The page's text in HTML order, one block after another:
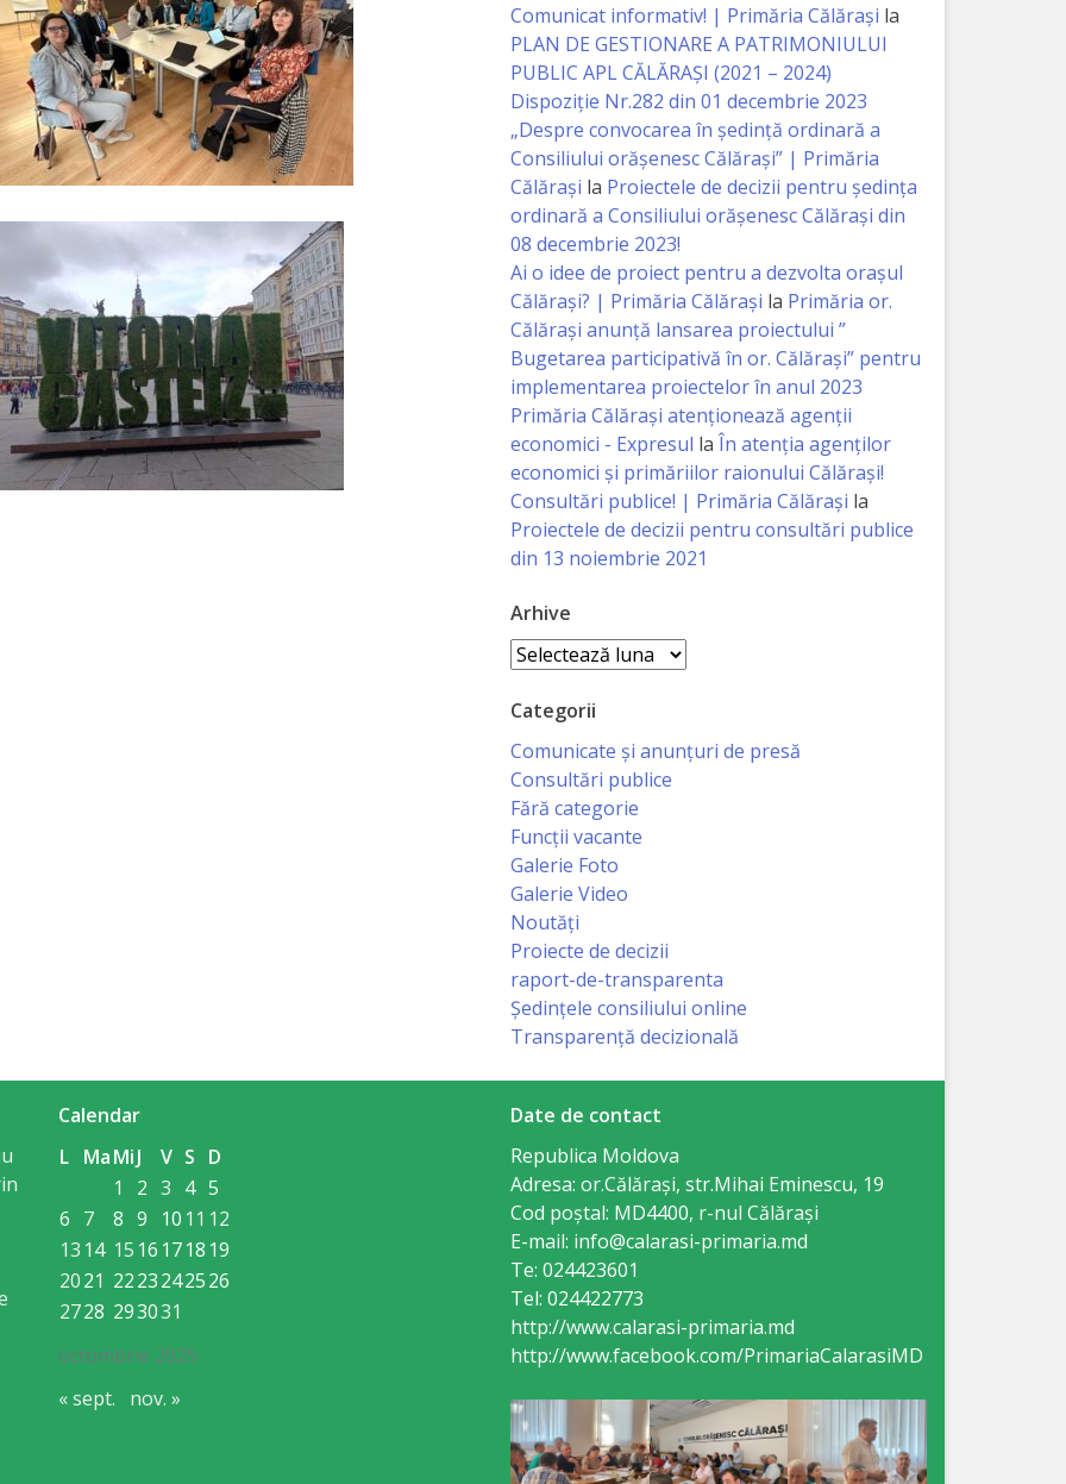
Comunicat informativ! | Primăria Călărași la
PLAN DE GESTIONARE A PATRIMONIULUI
PUBLIC APL CĂLĂRAȘI (2021 – 2024)
Dispoziție Nr.282 din 01 decembrie 2023
„Despre convocarea în ședință ordinară a
Consiliului orășenesc Călărași” | Primăria
Călărași la Proiectele de decizii pentru ședința
ordinară a Consiliului orășenesc Călărași din
08 decembrie 2023!
Ai o idee de proiect pentru a dezvolta orașul
Călărași? | Primăria Călărași la Primăria or.
Călărași anunță lansarea proiectului ”
Bugetarea participativă în or. Călărași” pentru
implementarea proiectelor în anul 2023
Primăria Călăraşi atenţionează agenţii
economici - Expresul la În atenția agenților
economici și primăriilor raionului Călărași!
Consultări publice! | Primăria Călărași la
Proiectele de decizii pentru consultări publice
din 13 noiembrie 2021
Arhive
Arhive
Categorii
Comunicate și anunțuri de presă
Consultări publice
Fără categorie
Funcții vacante
Galerie Foto
Galerie Video
Noutăți
Proiecte de decizii
raport-de-transparenta
Ședințele consiliului online
Transparență decizională
Calendar
octombrie 2025
L MaMiJ V S D
1
2 3 4 5
6 7 8 9 10 11 12
13 14 15 16 1718 19
2021 2223242526
2728 293031
« sept. nov. »
Date de contact
Republica Moldova
Adresa: or.Călăraşi, str.Mihai Eminescu, 19
Cod poștal: MD4400, r-nul Călăraşi
E-mail: info@calarasi-primaria.md
Te: 024423601
Tel: 024422773
http://www.calarasi-primaria.md
http://www.facebook.com/PrimariaCalarasiMD